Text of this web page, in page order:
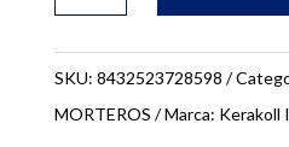
BIOCALCE
MUROSECO
SKU: 8432523728598
MORTEROS
Marca: Kerakoll